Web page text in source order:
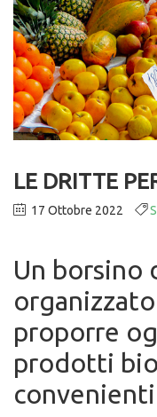
LE DRITTE
17 Ottobre 2022
Un borsino
proporre
prodotti